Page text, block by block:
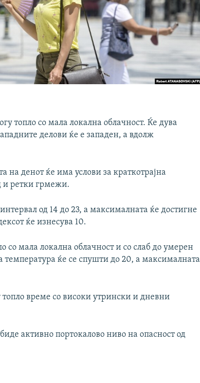
топло со мала локална облачност. Ќе дува
делови ќе е западен, а вдолж
на денот ќе има услови за краткотрајна
и ретки грмежи.
од 14 до 23, а максималната ќе достигне
ќе изнесува 10.
со мала локална облачност и со слаб до умерен
ќе се спушти до 20, а максималната
време со високи утрински и дневни
активно портокалово ниво на опасност од